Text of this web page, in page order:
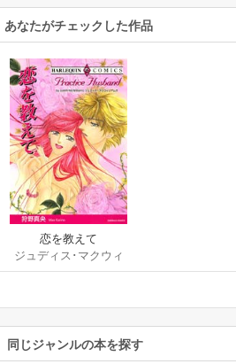
あなたがチェックした作品
恋を教えて
ジュディス･マクウィ
リアムズ/狩野真央
同じジャンルの本を探す